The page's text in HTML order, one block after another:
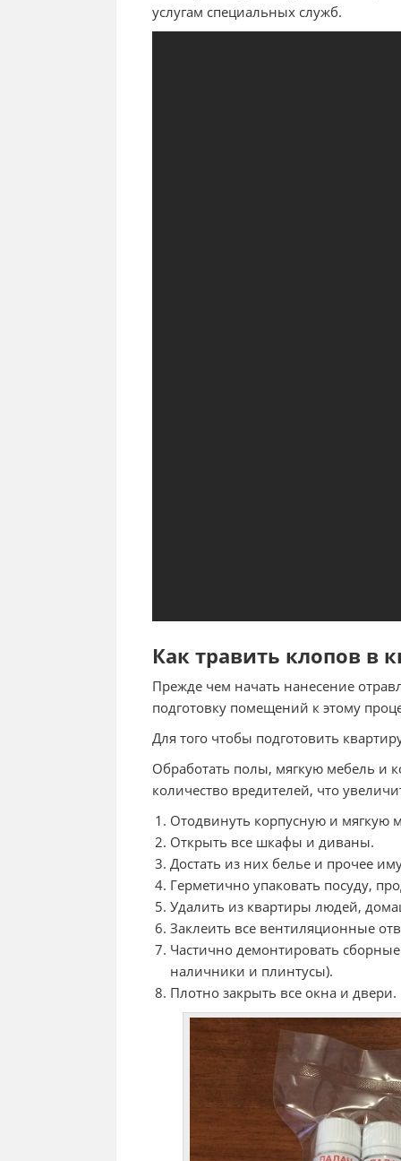
услугам специальных служб.
Как травить клопов в
Прежде чем начать нанесение
подготовку помещений к этому
Для того чтобы подготовить
Обработать полы, мягкую мебель и
количество вредителей, что
Отодвинуть корпусную и мягкую
Открыть все шкафы и диваны.
Достать из них белье и прочее
Герметично упаковать посуду,
Удалить из квартиры людей,
Заклеить все вентиляционные
Частично демонтировать
наличники и плинтусы).
Плотно закрыть все окна и двери.